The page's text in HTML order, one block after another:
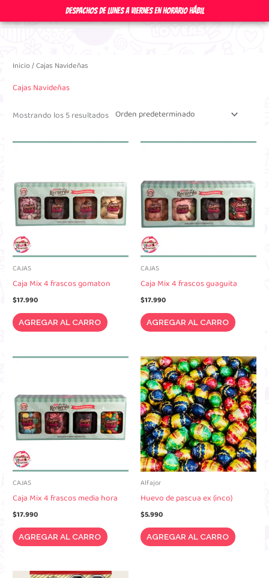
al
DESPACHOS DE LUNES A VIERNES EN HORARIO HÁBIL
Inicio/ Cajas Navideñas
Cajas Navideñas
Mostrando los 5 resultados
CAJAS
Caja Mix 4 frascos gomaton
$17.990
AGREGAR AL CARRO
CAJAS
Caja Mix 4 frascos guaguita
$17.990
AGREGAR AL CARRO
CAJAS
Caja Mix 4 frascos media hora
$17.990
AGREGAR AL CARRO
Alfajor
Huevo de pascua ex (inco)
$5.990
AGREGAR AL CARRO